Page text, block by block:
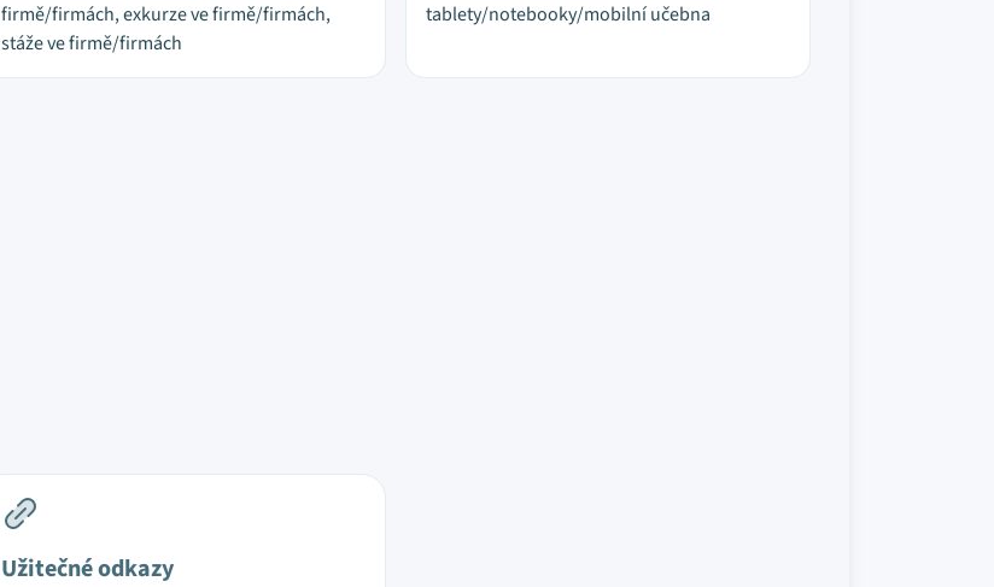
firmě/firmách, exkurze ve firmě/firmách,
stáže ve firmě/firmách
tablety/notebooky/mobilní učebna
Užitečné odkazy